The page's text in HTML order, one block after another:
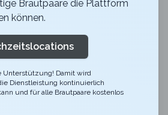
Link teilen
am Strandboden in Biel. Die
und saisonalen
Kreationen, frisch gezapftes Bier
zum Verweilen ein. Morgens,
Lasse den Alltag hinter dir. Das
Brautpaare die Plattform
können.
Unterstützung! Damit wird
Dienstleistung kontinuierlich
und für alle Brautpaare kostenlos